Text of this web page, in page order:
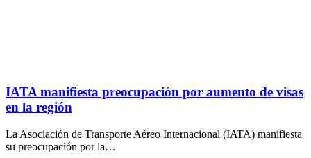
IATA manifiesta preocupación por aumento de visas
en la región
La Asociación de Transporte Aéreo Internacional (IATA) manifiesta
su preocupación por la…